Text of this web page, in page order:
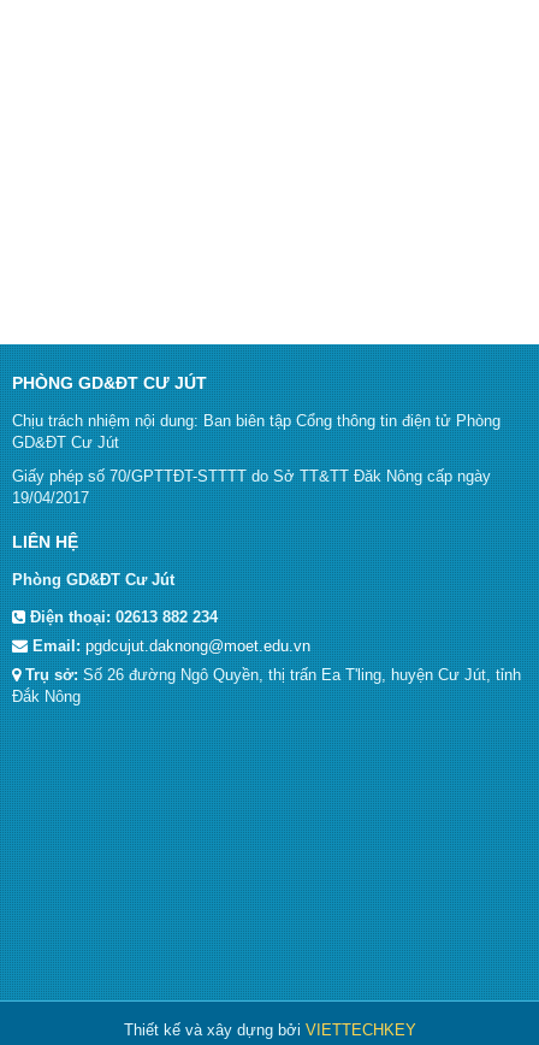
PHÒNG GD&ĐT CƯ JÚT
Chịu trách nhiệm nội dung: Ban biên tập Cổng thông tin điện tử Phòng
GD&ĐT Cư Jút
Giấy phép số 70/GPTTĐT-STTTT do Sở TT&TT Đăk Nông cấp ngày
19/04/2017
LIÊN HỆ
Phòng GD&ĐT Cư Jút
Điện thoại:02613 882 234
Email:pgdcujut.daknong@moet.edu.vn
Trụ sở:Số 26 đường Ngô Quyền, thị trấn Ea T'ling, huyện Cư Jút, tỉnh
Đắk Nông
Thiết kế và xây dựng bởi VIETTECHKEY